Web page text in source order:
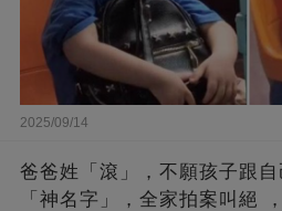
2025/09/14
爸爸姓「滾」，不願孩子跟
「神名字」，全家拍案叫絕